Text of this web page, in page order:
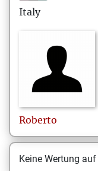
Italy
Roberto
Keine Wertung auf